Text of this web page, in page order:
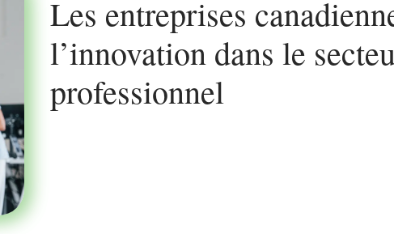
Les entreprises
l’innovation dans le
professionnel